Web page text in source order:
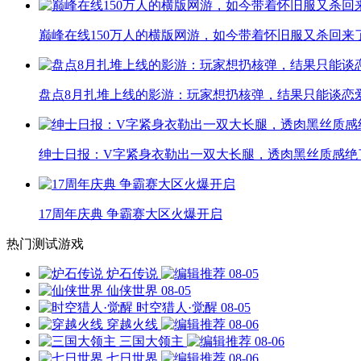
巅峰在线150万人的横版网游，如今带着怀旧服又杀回来
盘点8月扎堆上线的影游：玩家想扔核弹，结果只能谈恋
绅士日报：V字紧身衣勒出一双大长腿，透肉黑丝质感绝
17周年庆典 争霸赛大区火爆开启
热门测试游戏
炉石传说
08-05
仙侠世界 08-05
时空猎人·觉醒 08-05
穿越火线
08-06
三国大领主
08-06
七日世界
08-06